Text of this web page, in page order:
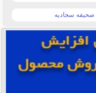
صحیفه سجادیه